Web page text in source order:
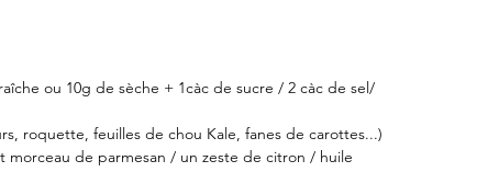
ou 10g de sèche + 1càc de sucre / 2 càc de sel/
roquette, feuilles de chou Kale, fanes de carottes...)
de parmesan / un zeste de citron / huile